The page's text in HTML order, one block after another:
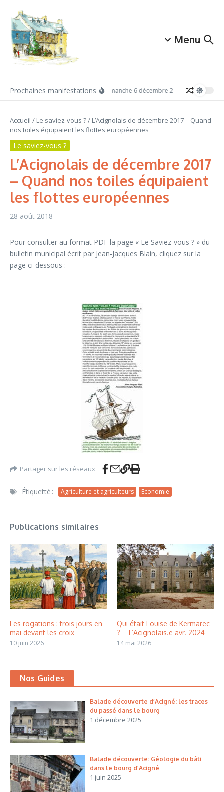
Menu
Prochaines manifestations Dimanche 6 décembre 2026:
Accueil / Le saviez-vous ?/ L’Acignolais de décembre 2017 – Quand
nos toiles équipaient les flottes européennes
Le saviez-vous ?
L’Acignolais de décembre 2017
– Quand nos toiles équipaient
les flottes européennes
28 août 2018
Pour consulter au format PDF la page « Le Saviez-vous ? » du
bulletin municipal écrit par Jean-Jacques Blain, cliquez sur la
page ci-dessous :
Partager sur les réseaux
Étiquetté : Agriculture et agriculteurs Economie
Publications similaires
Les rogations : trois jours en
mai devant les croix
10 juin 2026
Qui était Louise de Kermarec
? – L’Acignolais.e avr. 2024
14 mai 2026
Nos Guides
Balade découverte d’Acigné: les traces
du passé dans le bourg
1 décembre 2025
Balade découverte: Géologie du bâti
dans le bourg d’Acigné
1 juin 2025